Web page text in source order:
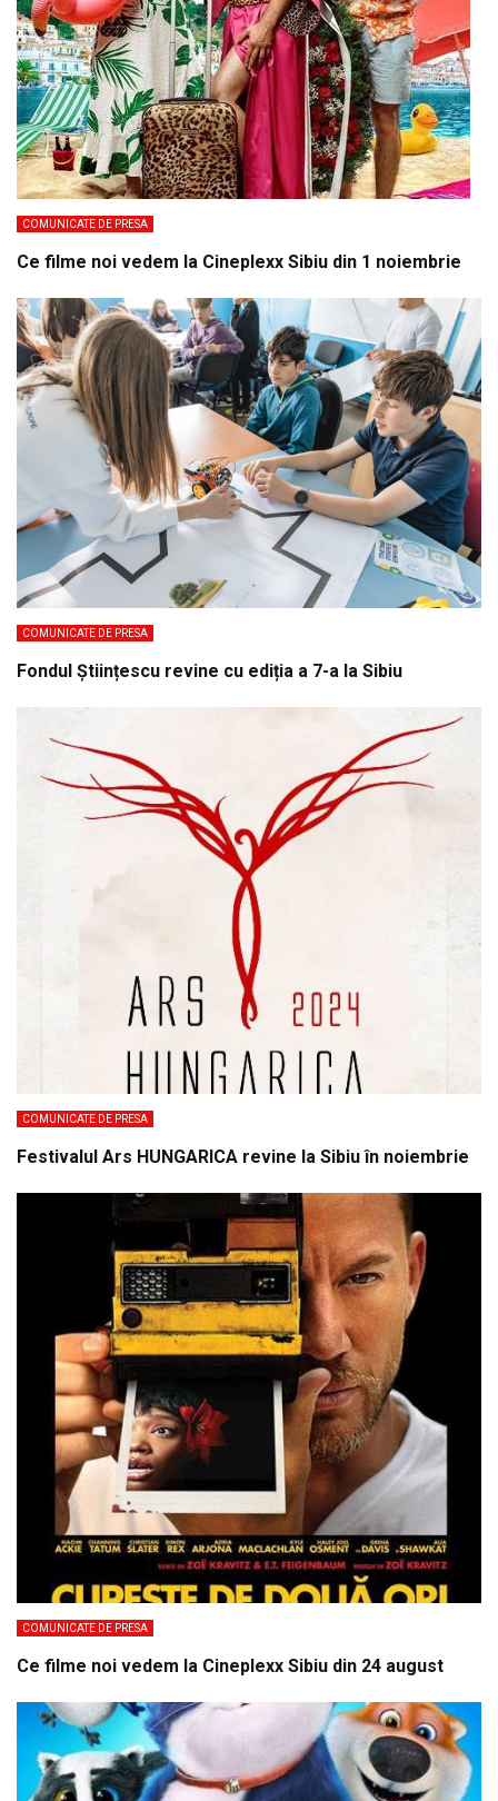
COMUNICATE DE PRESA
Ce filme noi vedem la Cineplexx Sibiu din 1 noiembrie
COMUNICATE DE PRESA
Fondul Științescu revine cu ediția a 7-a la Sibiu
COMUNICATE DE PRESA
Festivalul Ars HUNGARICA revine la Sibiu în noiembrie
COMUNICATE DE PRESA
Ce filme noi vedem la Cineplexx Sibiu din 24 august